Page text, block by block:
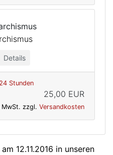
Details
Stunden
25,00 EUR
MwSt. zzgl. Versandkosten
12.11.2016 in unseren